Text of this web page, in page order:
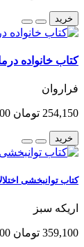
خرید
کتاب خانواده
فراروان
254,150 تومان
خرید
کتاب توانبخشی
اریکه سبز
359,100 تومان